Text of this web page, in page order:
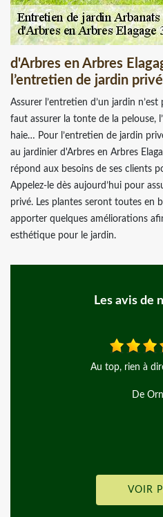
d'Arbres en Arbres
l’entretien de jardin
Assurer l’entretien d’un jardin
faut assurer la tonte de la pelouse,
haie… Pour l’entretien de jardin
au jardinier d'Arbres en Arbres
répond aux besoins de ses clients
Appelez-le dès aujourd’hui pour
privé. Les plantes seront toutes en
apporter quelques améliorations
esthétique pour le jardin.
Les avis de
Entreprise très professionnel !
De
VOIR